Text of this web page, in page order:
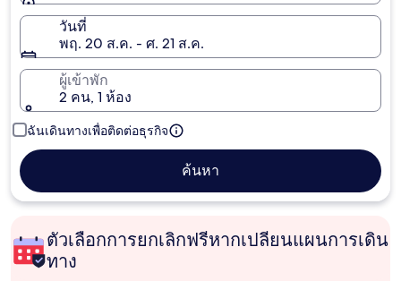
วันที่
พฤ. 20 ส.ค. - ศ. 21 ส.ค.
ผู้เข้าพัก
2 คน, 1 ห้อง
ฉันเดินทางเพื่อติดต่อธุรกิจ
ค้นหา
ตัวเลือกการยกเลิกฟรีหากเปลี่ยนแผนการเดิน
ทาง